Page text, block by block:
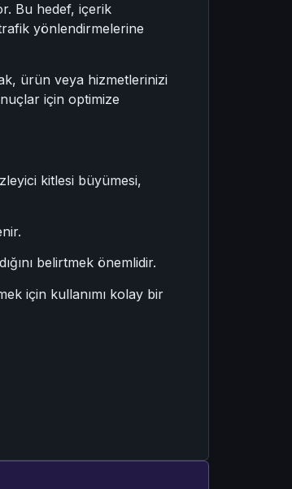
Bu hedef, içerik
yönlendirmelerine
ürün veya hizmetlerinizi
için optimize
kitlesi büyümesi,
belirtmek önemlidir.
için kullanımı kolay bir